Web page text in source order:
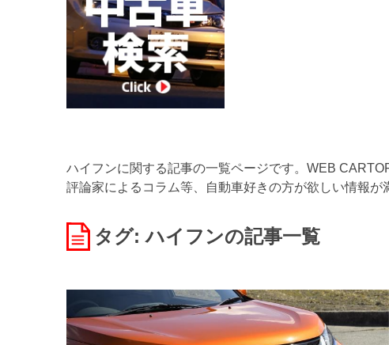
ハイフンに関する記事の一覧ページです。WEB
評論家によるコラム等、自動車好きの方が欲しい情報が
タグ: ハイフンの記事一覧